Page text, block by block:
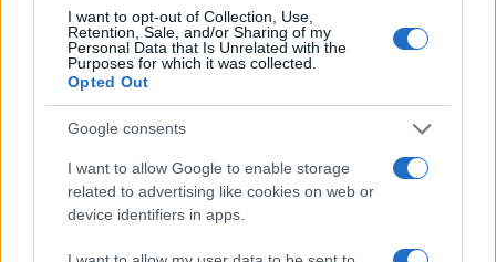
I want to opt-out of Collection, Use,
Retention, Sale, and/or Sharing of my
Personal Data that Is Unrelated with the
Purposes for which it was collected.
Opted Out
Google consents
I want to allow Google to enable storage
related to advertising like cookies on web or
device identifiers in apps.
Βασιλείου που στήριξαν τις κοινότητές τους κατά
τη διάρκεια της πανδημίας COVID-19.